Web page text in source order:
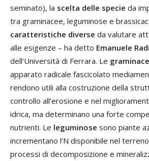
seminato), la scelta delle specie da
tra graminacee, leguminose e
caratteristiche diverse da valutare
alle esigenze – ha detto Emanuele
dell’Università di Ferrara. Le
apparato radicale fascicolato
rendono utili alla costruzione della
controllo all’erosione e nel
idrica, ma determinano una forte
nutrienti. Le leguminose sono piante
incrementano l’N disponibile nel
processi di decomposizione e